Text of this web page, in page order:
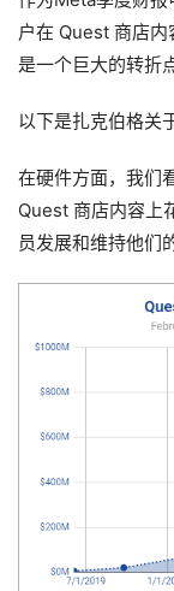
户在 Quest 商店内
是一个巨大的转折点
以下是扎克伯格关
在硬件方面，我们
Quest 商店内容上
员发展和维持他们